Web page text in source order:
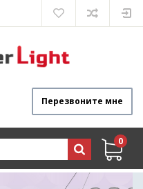
Перезвоните мне
0